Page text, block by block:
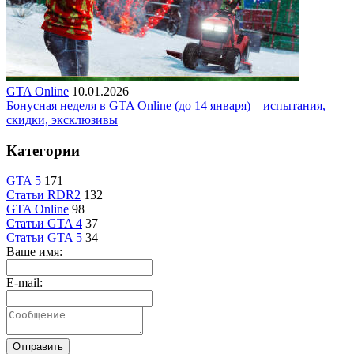
GTA Online 10.01.2026
Бонусная неделя в GTA Online (до 14 января) – испытания,
скидки, эксклюзивы
Категории
GTA 5 171
Статьи RDR2 132
GTA Online 98
Статьи GTA 4 37
Статьи GTA 5 34
Ваше имя:
E-mail:
Отправить